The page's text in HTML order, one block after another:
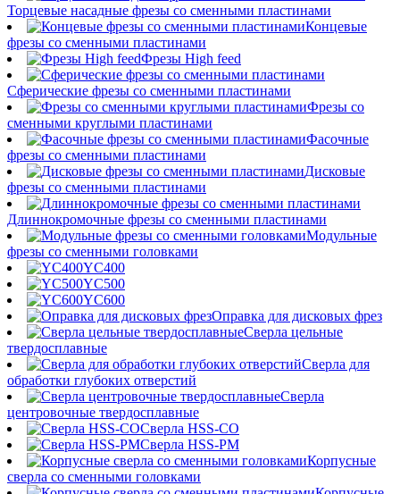
Торцевые насадные фрезы со сменными пластинами
Концевые
фрезы со сменными пластинами
Фрезы High feed
Сферические фрезы со сменными пластинами
Фрезы со
сменными круглыми пластинами
Фасочные
фрезы со сменными пластинами
Дисковые
фрезы со сменными пластинами
Длиннокромочные фрезы со сменными пластинами
Модульные
фрезы со сменными головками
YC400
YC500
YC600
Оправка для дисковых фрез
Сверла цельные
твердосплавные
Сверла для
обработки глубоких отверстий
Сверла
центровочные твердосплавные
Сверла HSS-CO
Сверла HSS-PM
Корпусные
сверла со сменными головками